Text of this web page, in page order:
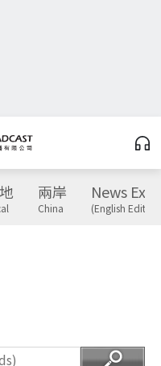
兩岸
China
News
(English